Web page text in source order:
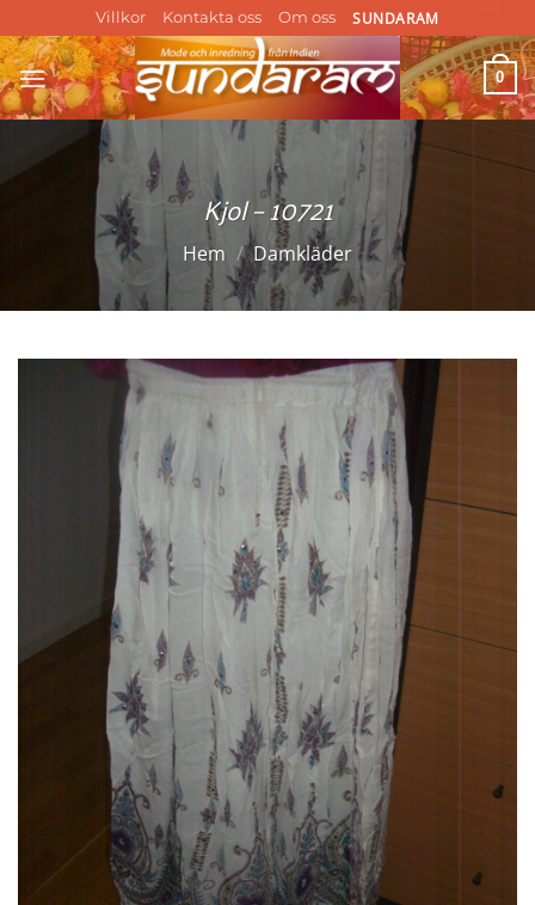
to
content
Villkor Kontakta oss Om oss SUNDARAM
0
Kjol – 10721
Hem / Damkläder